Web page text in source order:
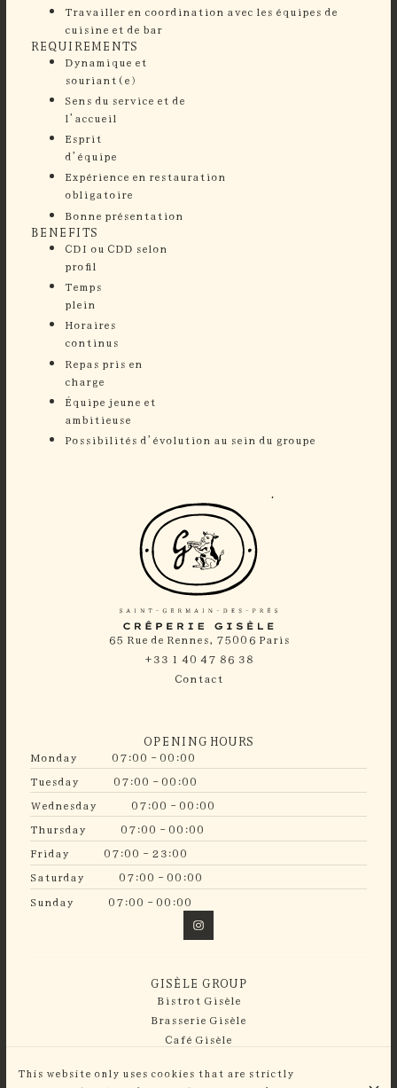
Travailler en coordination avec les équipes de
cuisine et de bar
REQUIREMENTS
Dynamique et
Sens du service et de
Esprit
Expérience en restauration
Bonne présentation
BENEFITS
CDI ou CDD selon
profil
Temps
Horaires
Repas pris en
Équipe jeune et
ambitieuse
Possibilités d’évolution au sein du groupe
65 Rue de Rennes, 75006 Paris
+33 1 40 47 86 38
Contact
OPENING HOURS
Monday
07:00 - 00:00
Tuesday
07:00 - 00:00
Wednesday
07:00 - 00:00
Thursday
07:00 - 00:00
Friday
07:00 - 23:00
Saturday
07:00 - 00:00
Sunday
07:00 - 00:00
GISÈLE GROUP
Bistrot Gisèle
Brasserie Gisèle
Café Gisèle
This website only uses cookies that are strictly